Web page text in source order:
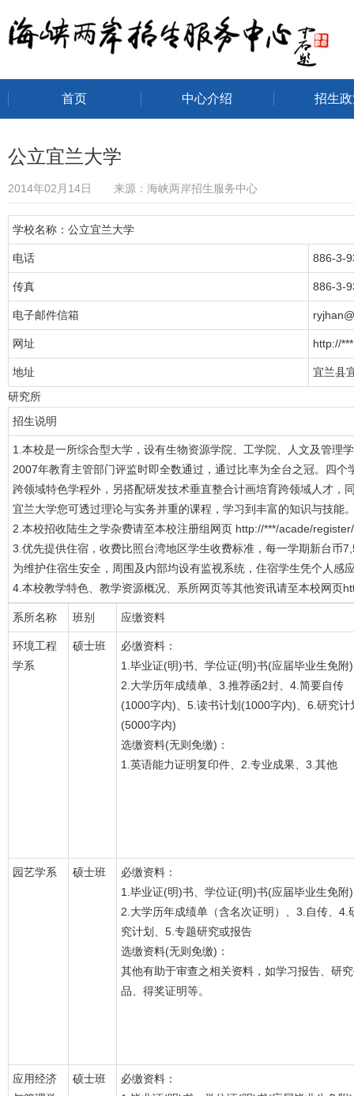
海峡两岸招生服务中心
首页 中心介绍 招生
公立宜兰大学
2014年02月14日 来源：海峡两岸招生服务中心
学校名称：公立宜兰大学
电话 886-3-
传真 886-3-
电子邮件信箱
网址 http://***
地址
宜兰县
研究所
招生说明
1.本校是一所综合型大学，设有生物资源学院、工学院、人文及管理
2007年教育主管部门评监时即全数通过，通过比率为全台之冠。四
跨领域特色学程外，另搭配研发技术垂直整合计画培育跨领域人才，
宜兰大学您可透过理论与实务并重的课程，学习到丰富的知识与技能
2.本校招收陆生之学杂费请至本校注册组网页 http://***/acade/
3.优先提供住宿，收费比照台湾地区学生收费标准，每一学期新台币
为维护住宿生安全，周围及内部均设有监视系统，住宿学生凭个人感
4.本校教学特色、教学资源概况、系所网页等其他资讯请至本校网页
系所名称 班别 应缴资料
环境工程
学系
硕士班
必缴资料：
1.毕业证(明)书、学位证(明)书(应届毕业生免附
2.大学历年成绩单、3.推荐函2封、4.简要自传
(1000字内)、5.读书计划(1000字内)、6.研究计
(5000字内)
选缴资料(无则免缴)：
1.英语能力证明复印件、2.专业成果、3.其他
园艺学系 硕士班
必缴资料：
1.毕业证(明)书、学位证(明)书(应届毕业生免附
2.大学历年成绩单（含名次证明）、3.自传、4.
究计划、5.专题研究或报告
选缴资料(无则免缴)：
其他有助于审查之相关资料，如学习报告、研
品、得奖证明等。
应用经济
硕士班
必缴资料：